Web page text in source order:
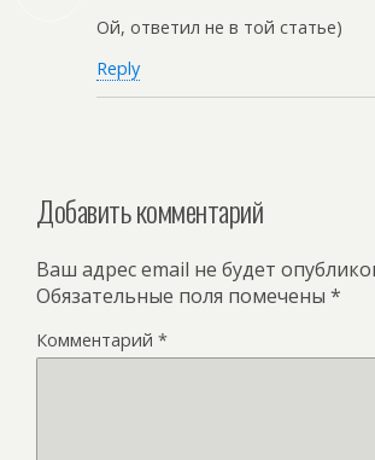
Ой, ответил не в той статье)
Reply
Добавить комментарий
Ваш адрес email не будет
Обязательные поля помечены *
Комментарий *